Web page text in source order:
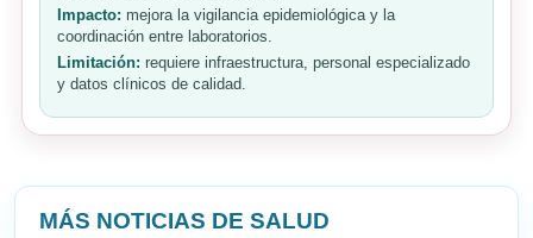
Impacto: mejora la vigilancia epidemiológica y la
coordinación entre laboratorios.
Limitación: requiere infraestructura, personal especializado
y datos clínicos de calidad.
MÁS NOTICIAS DE SALUD